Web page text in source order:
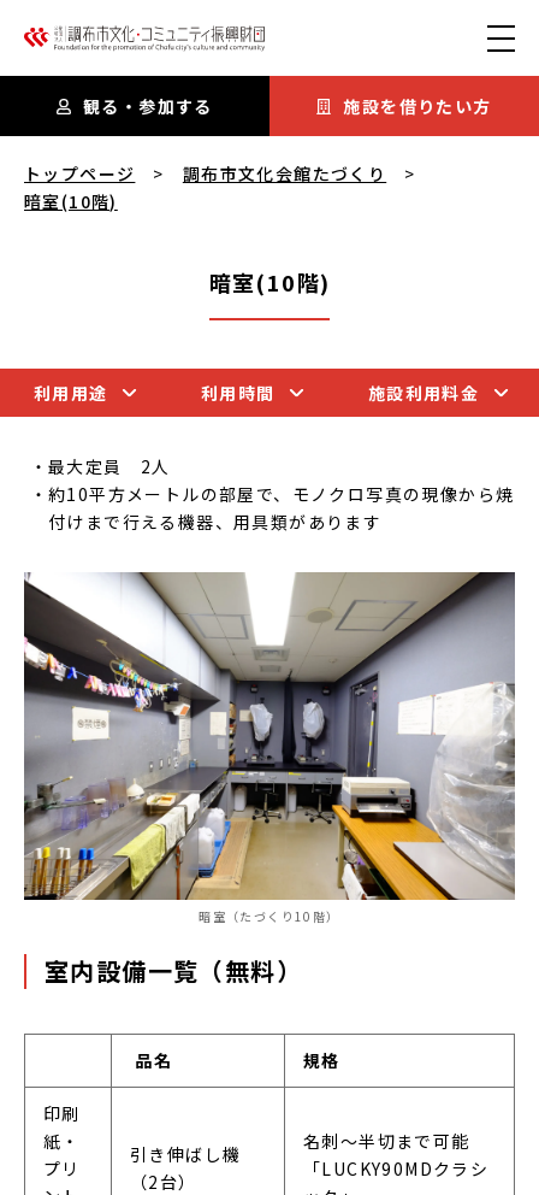
観る・参加する 施設を借りたい方
トップページ
調布市文化会館たづくり
暗室(10階)
暗室(10階)
利用用途 利用時間 施設利用料金
最大定員 2人
約10平方メートルの部屋で、モノクロ写真の現像から焼
付けまで行える機器、用具類があります
暗室（たづくり10階）
室内設備一覧（無料）
品名 規格
印刷
紙・
プリ
引き伸ばし機
（2台）
名刺～半切まで可能
「LUCKY90MDクラシ
暗室(10階)を閲覧中